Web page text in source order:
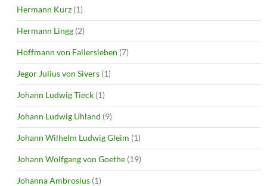
Hermann Kurz (1)
Hermann Lingg (2)
Hoffmann von Fallersleben (7)
Jegor Julius von Sivers (1)
Johann Ludwig Tieck (1)
Johann Ludwig Uhland (9)
Johann Wilhelm Ludwig Gleim (1)
Johann Wolfgang von Goethe (19)
Johanna Ambrosius (1)